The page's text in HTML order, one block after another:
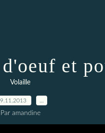
et
Volaille
Par amandine